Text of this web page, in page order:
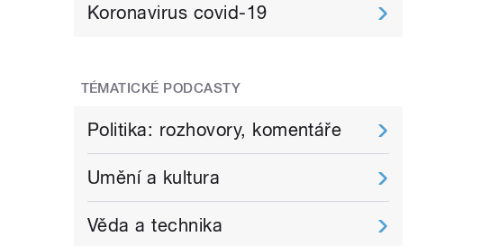
Koronavirus covid-19
TÉMATICKÉ PODCASTY
Politika: rozhovory, komentáře
Umění a kultura
Věda a technika